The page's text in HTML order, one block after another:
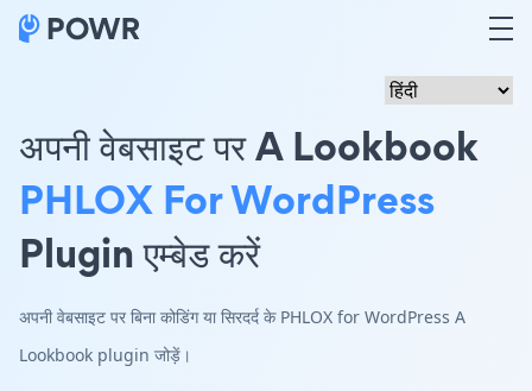
अपनी वेबसाइट पर A Lookbook
PHLOX For WordPress
Plugin एम्बेड करें
अपनी वेबसाइट पर बिना कोडिंग या सिरदर्द के PHLOX for WordPress A
Lookbook plugin जोड़ें।